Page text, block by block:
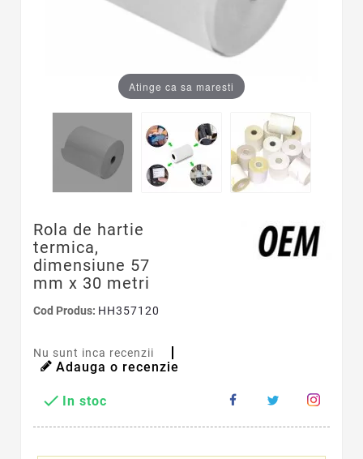
Atinge ca sa maresti
Rola de hartie
termica,
dimensiune 57
mm x 30 metri
Cod Produs: HH357120
Nu sunt inca recenzii
Adauga o recenzie
 In stoc